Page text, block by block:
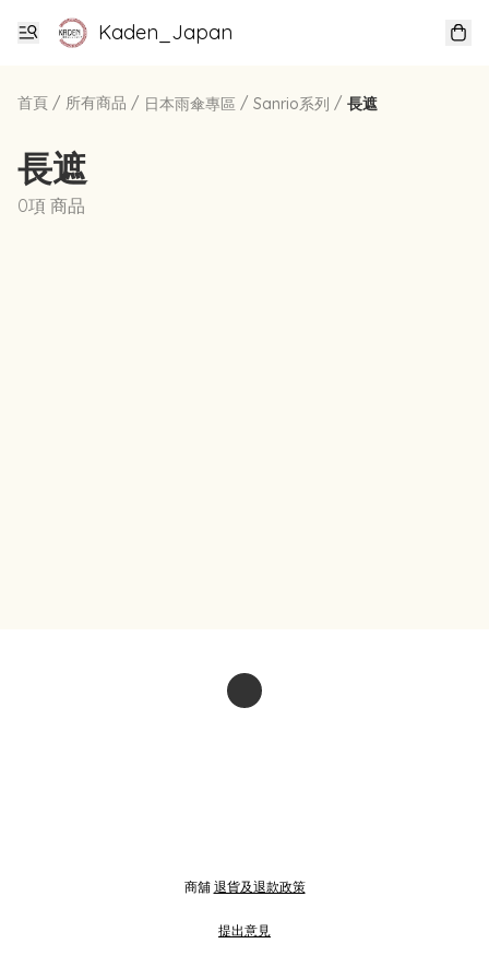
Kaden_Japan
首頁 / 所有商品 / 日本雨傘專區 / Sanrio系列 / 長遮
長遮
0項 商品
商舖 退貨及退款政策
提出意見